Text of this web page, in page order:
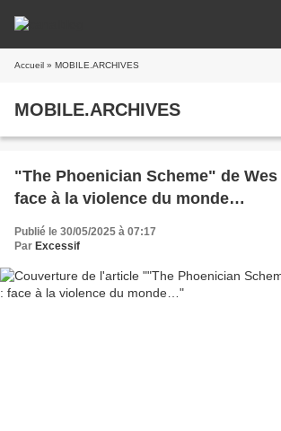
Accueil » MOBILE.ARCHIVES
MOBILE.ARCHIVES
"The Phoenician Scheme" de
face à la violence du monde…
Publié le 30/05/2025 à 07:17
Par Excessif